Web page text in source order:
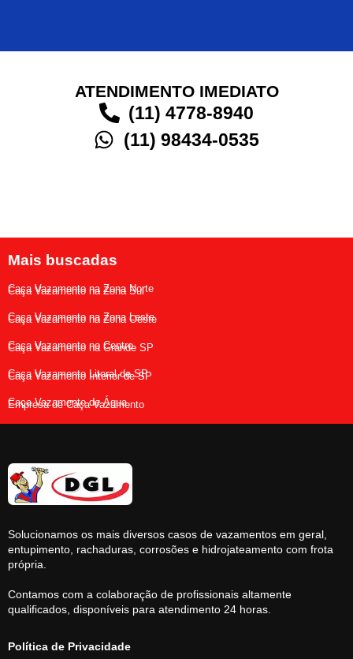
ATENDIMENTO IMEDIATO
(11) 4778-8940
(11) 98434-0535
Mais buscadas
Caça Vazamento na Zona Norte
Caça Vazamento na Zona Sul
Caça Vazamento na Zona Leste
Caça Vazamento na Zona Oeste
Caça Vazamento no Centro
Caça Vazamento na Grande SP
Caça Vazamento Litoral de SP
Caça Vazamento Interior de SP
Caça Vazamento de Água
Empresa de Caça Vazamento
Solucionamos os mais diversos casos de vazamentos em geral,
entupimento, rachaduras, corrosões e hidrojateamento com frota
própria.
Contamos com a colaboração de profissionais altamente
qualificados, disponíveis para atendimento 24 horas.
Política de Privacidade